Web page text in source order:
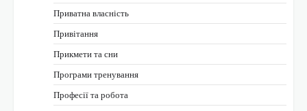
Приватна власність
Привітання
Прикмети та сни
Програми тренування
Професії та робота